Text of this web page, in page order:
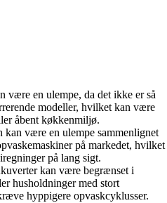
være en ulempe, da det ikke er så
modeller, hvilket kan være
åbent køkkenmiljø.
være en ulempe sammenlignet
på markedet, hvilket
på lang sigt.
kan være begrænset i
husholdninger med stort
hyppigere opvaskcyklusser.